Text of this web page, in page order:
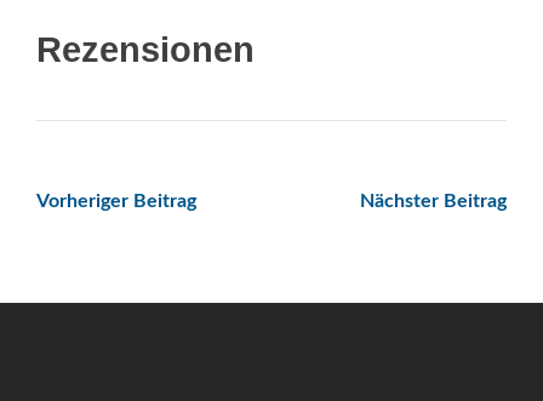
Rezensionen
Navigation
Vorheriger Beitrag Nächster Beitrag